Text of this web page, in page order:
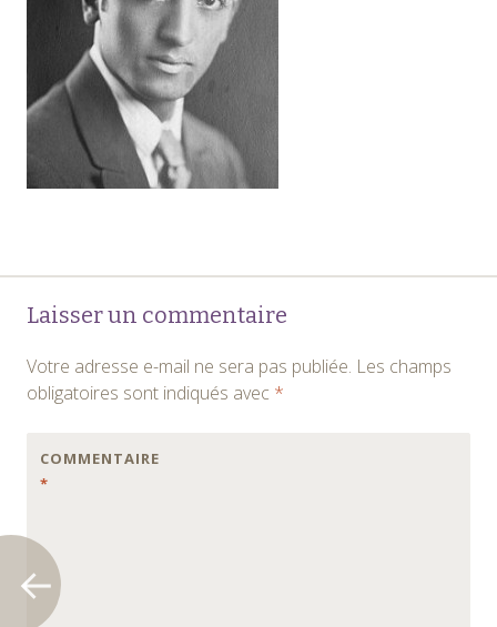
Navigation
des
articles
Laisser un commentaire
Votre adresse e-mail ne sera pas publiée. Les champs
obligatoires sont indiqués avec *
COMMENTAIRE
*